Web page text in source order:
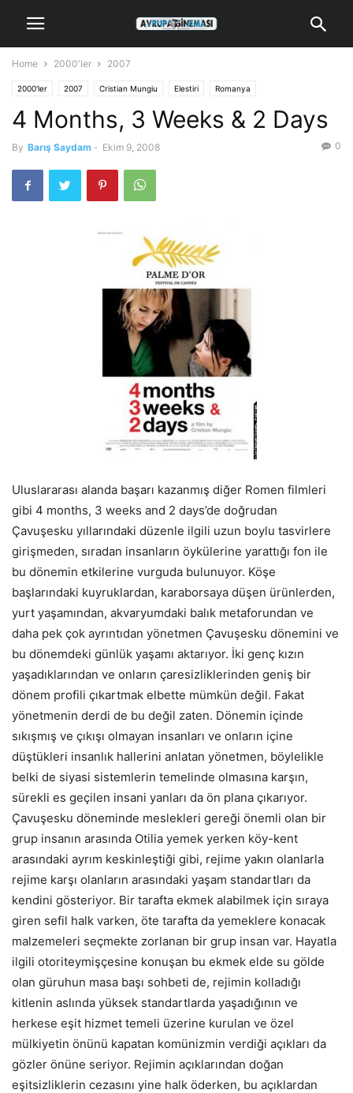
Home 2000'ler 2007
2000'ler 2007 Cristian Mungiu Elestiri Romanya
4 Months, 3 Weeks & 2 Days
By Barış Saydam - Ekim 9, 2008 0
Uluslararası alanda başarı kazanmış diğer Romen filmleri
gibi 4 months, 3 weeks and 2 days’de doğrudan
Çavuşesku yıllarındaki düzenle ilgili uzun boylu tasvirlere
girişmeden, sıradan insanların öykülerine yarattığı fon ile
bu dönemin etkilerine vurguda bulunuyor. Köşe
başlarındaki kuyruklardan, karaborsaya düşen ürünlerden,
yurt yaşamından, akvaryumdaki balık metaforundan ve
daha pek çok ayrıntıdan yönetmen Çavuşesku dönemini ve
bu dönemdeki günlük yaşamı aktarıyor. İki genç kızın
yaşadıklarından ve onların çaresizliklerinden geniş bir
dönem profili çıkartmak elbette mümkün değil. Fakat
yönetmenin derdi de bu değil zaten. Dönemin içinde
sıkışmış ve çıkışı olmayan insanları ve onların içine
düştükleri insanlık hallerini anlatan yönetmen, böylelikle
belki de siyasi sistemlerin temelinde olmasına karşın,
sürekli es geçilen insani yanları da ön plana çıkarıyor.
Çavuşesku döneminde meslekleri gereği önemli olan bir
grup insanın arasında Otilia yemek yerken köy-kent
arasındaki ayrım keskinleştiği gibi, rejime yakın olanlarla
rejime karşı olanların arasındaki yaşam standartları da
kendini gösteriyor. Bir tarafta ekmek alabilmek için sıraya
giren sefil halk varken, öte tarafta da yemeklere konacak
malzemeleri seçmekte zorlanan bir grup insan var. Hayatla
ilgili otoriteymişçesine konuşan bu ekmek elde su gölde
olan güruhun masa başı sohbeti de, rejimin kolladığı
kitlenin aslında yüksek standartlarda yaşadığının ve
herkese eşit hizmet temeli üzerine kurulan ve özel
mülkiyetin önünü kapatan komünizmin verdiği açıkları da
gözler önüne seriyor. Rejimin açıklarından doğan
eşitsizliklerin cezasını yine halk öderken, bu açıklardan